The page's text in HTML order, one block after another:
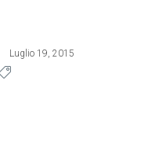
Luglio 19, 2015